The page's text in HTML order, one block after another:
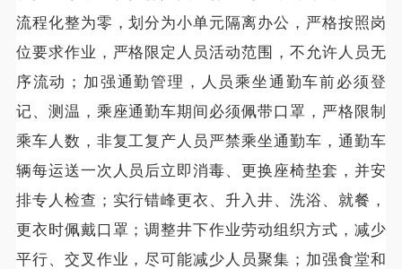
流程化整为零，划分为小单元隔离办公，严格按照岗
位要求作业，严格限定人员活动范围，不允许人员无
序流动；加强通勤管理，人员乘坐通勤车前必须登
记、测温，乘座通勤车期间必须佩带口罩，严格限制
乘车人数，非复工复产人员严禁乘坐通勤车，通勤车
辆每运送一次人员后立即消毒、更换座椅垫套，并安
排专人检查；实行错峰更衣、升入井、洗浴、就餐，
更衣时佩戴口罩；调整井下作业劳动组织方式，减少
平行、交叉作业，尽可能减少人员聚集；加强食堂和